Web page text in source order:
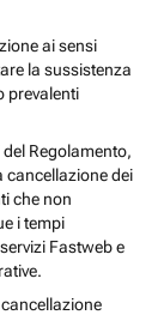
ai sensi
la sussistenza
prevalenti
Regolamento,
cancellazione dei
che non
i tempi
Fastweb e